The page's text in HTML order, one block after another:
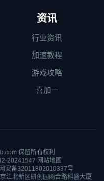
资讯
行业资讯
加速教程
游戏攻略
喜加一
保留所有权利
20241547 网站地图
安备32011802010337号
江北新区研创园雨合路科盛大厦